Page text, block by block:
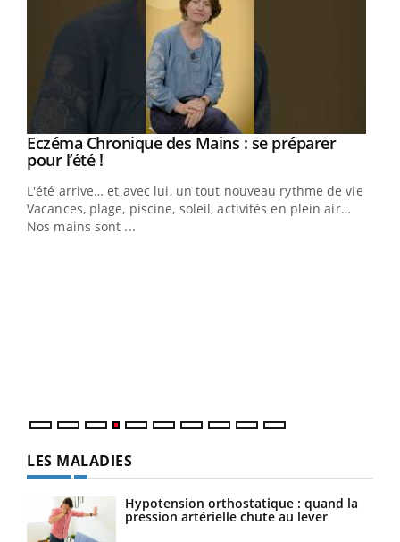
Youtube
Eczéma Chronique des Mains : se préparer
pour l’été !Youtube
L'été arrive… et avec lui, un tout nouveau rythme de vie !
Vacances, plage, piscine, soleil, activités en plein air…
Nos mains sont ...
LES MALADIES
Hypotension orthostatique : quand la
pression artérielle chute au lever